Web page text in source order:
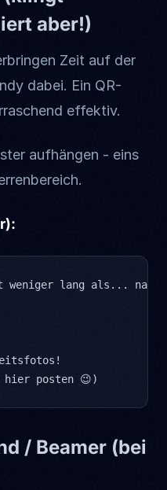
aber!)
Zeit auf der
dabei. Ein QR-
effektiv.
aufhängen - eins
weniger lang als...
posten 😉)
/ Beamer (bei